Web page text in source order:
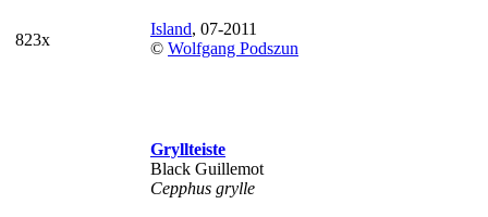
823x
Island, 07-2011
© Wolfgang Podszun
Gryllteiste
Black Guillemot
Cepphus grylle